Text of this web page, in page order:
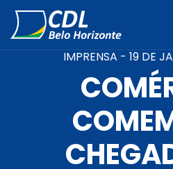
IMPRENSA - 19 DE